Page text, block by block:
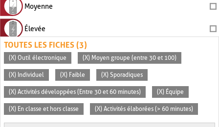
Moyenne
Élevée
TOUTES LES FICHES (3)
(X) Outil électronique (X) Moyen groupe (entre 30 et 100)
(X) Individuel (X) Faible (X) Sporadiques
(X) Activités développées (Entre 30 et 60 minutes) (X) Équipe
(X) En classe et hors classe (X) Activités élaborées (> 60 minutes)